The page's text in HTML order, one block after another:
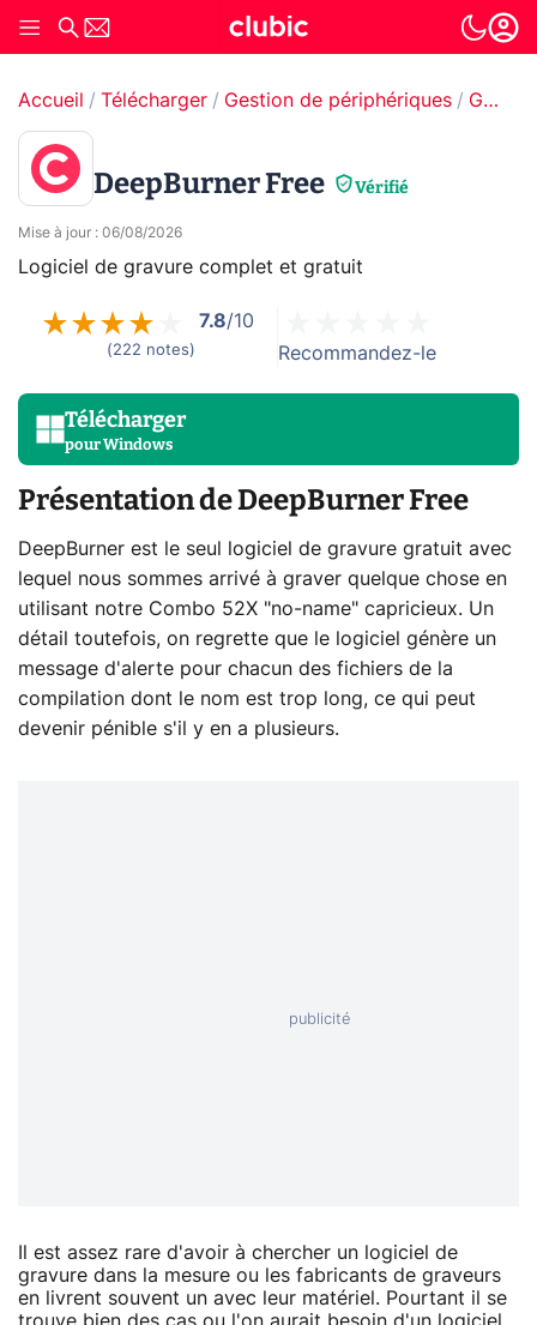
Accueil Télécharger Gestion de périphériques Gestion CD, DVD & Blu-ray
DeepBurner Free Vérifié
Mise à jour : 06/08/2026
Logiciel de gravure complet et gratuit
7.8/10
(222 notes) Recommandez-le
Télécharger
pourWindows
Présentation de DeepBurner Free
DeepBurner est le seul logiciel de gravure gratuit avec
lequel nous sommes arrivé à graver quelque chose en
utilisant notre Combo 52X "no-name" capricieux. Un
détail toutefois, on regrette que le logiciel génère un
message d'alerte pour chacun des fichiers de la
compilation dont le nom est trop long, ce qui peut
devenir pénible s'il y en a plusieurs.
Il est assez rare d'avoir à chercher un logiciel de
gravure dans la mesure ou les fabricants de graveurs
en livrent souvent un avec leur matériel. Pourtant il se